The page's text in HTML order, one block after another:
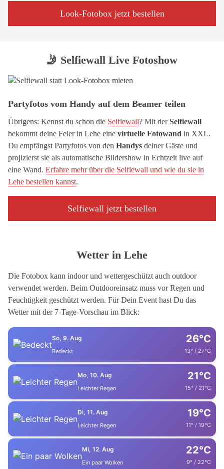
Look-Fotobox jetzt bestellen
🤳 Selfiewall Live Fotoshow
Partyfotos vom Handy auf dem Beamer teilen
Übrigens: Kennst du schon die Selfiewall? Mit derSelfiewall
bekommt deine Feier in Lehe eine virtuelle Fotowand in XXL.
Du empfängst Partyfotos von den Handys deiner Gäste und
projizierst sie als automatische Bildershow in Echtzeit live auf
eine Wand. Erfahre mehr über die Selfiewall und wie du sie in
Lehe bestellen kannst.
Selfiewall jetzt bestellen
Wetter in Lehe
Die Fotobox kann indoor und wettergeschützt auch outdoor
verwendet werden. Beim Outdooreinsatz muss vor Regen und
Feuchtigkeit geschützt werden. Für Dein Event hast Du das
Wetter mit der 7-Tage-Vorschau im Blick:
So, 9. Aug
Bedeckt
26°C
13° / 27°C
Mo, 10. Aug
Leichter Regen
21°C
15° / 21°C
Di, 11. Aug
Leichter Regen
19°C
11° / 19°C
Mi, 12. Aug
Ein paar Wolken
22°C
9° / 22°C